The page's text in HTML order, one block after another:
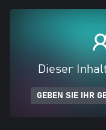
Dieser
GEBEN SIE IHR